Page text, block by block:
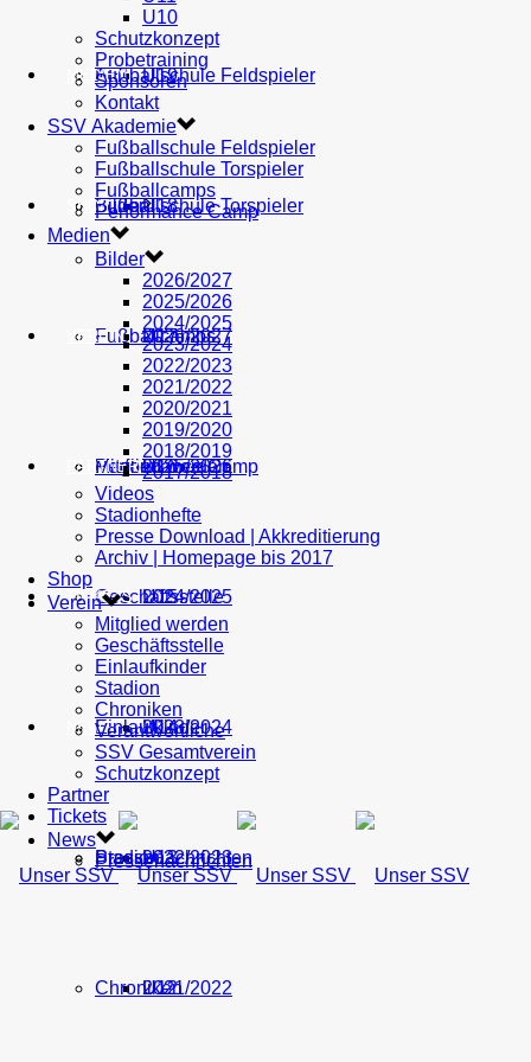
AH U19
U18
U17
U16
U15
U14
U13
U12
Fußballschule Feldspieler
Fußballschule Torspieler
Fußballcamps
Performance Camp
MEDIEN
Bilder
2026/2027
2025/2026
2024/2025
2023/2024
2022/2023
2021/2022
SHOP
VEREIN
Mitglied werden
Geschäftsstelle
Einlaufkinder
Stadion
Chroniken
PARTNER
TICKETS
NEWS
Pressenachrichten
U10
Schutzkonzept
Probetraining
Sponsoren
Kontakt
SSV Akademie
Fußballschule Feldspieler
Fußballschule Torspieler
Fußballcamps
Performance Camp
Medien
Bilder
2026/2027
2025/2026
2024/2025
2023/2024
2022/2023
2021/2022
2020/2021
2019/2020
2018/2019
2017/2018
Videos
Stadionhefte
Presse Download | Akkreditierung
Archiv | Homepage bis 2017
Shop
Verein
Mitglied werden
Geschäftsstelle
Einlaufkinder
Stadion
Chroniken
Verantwortliche
SSV Gesamtverein
Schutzkonzept
Partner
Tickets
News
Pressenachrichten